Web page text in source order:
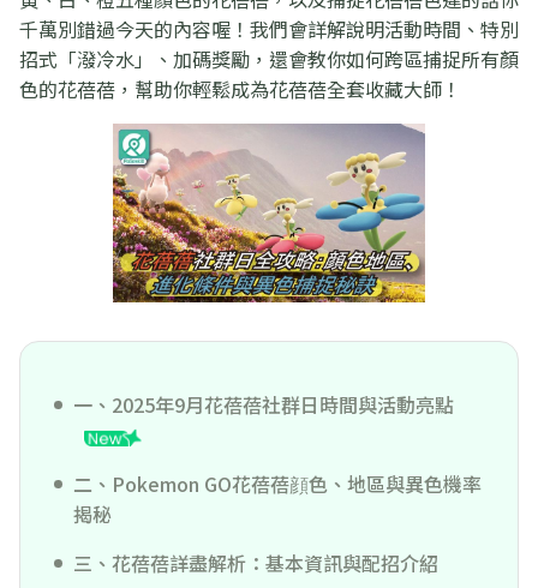
千萬別錯過今天的內容喔！我們會詳解說明活動時間、特別
招式「潑冷水」、加碼獎勵，還會教你如何跨區捕捉所有顏
色的花蓓蓓，幫助你輕鬆成為花蓓蓓全套收藏大師！
一、2025年9月花蓓蓓社群日時間與活動亮點
二、Pokemon GO花蓓蓓顔色、地區與異色機率
揭秘
三、花蓓蓓詳盡解析：基本資訊與配招介紹